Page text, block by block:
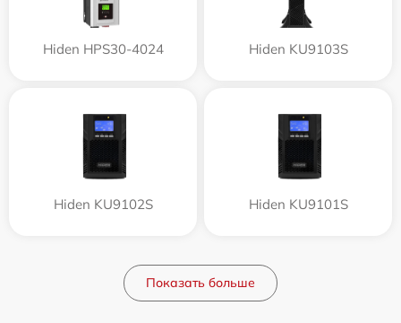
Hiden HPS30-4024 Hiden KU9103S
Hiden KU9102S Hiden KU9101S
Показать больше